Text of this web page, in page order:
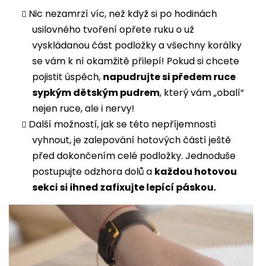
Nic nezamrzí víc, než když si po hodinách
usilovného tvoření opřete ruku o už
vyskládanou část podložky a všechny korálky
se vám k ní okamžitě přilepí! Pokud si chcete
pojistit úspěch, napudrujte si předem ruce
sypkým dětským pudrem, který vám „obalí“
nejen ruce, ale i nervy!
Další možností, jak se této nepříjemnosti
vyhnout, je zalepování hotových částí ještě
před dokončením celé podložky. Jednoduše
postupujte odzhora dolů a každou hotovou
sekci si ihned zafixujte lepící páskou.